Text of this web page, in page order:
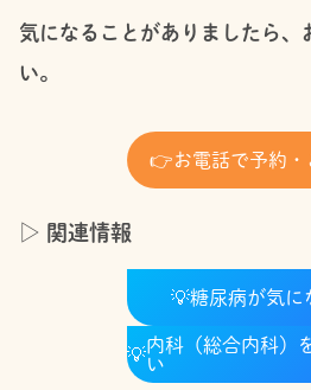
気になることがありましたら、
い。
👉お電話で予約・
▷ 関連情報
💡糖尿病が気に
💡内科（総合内科）
い